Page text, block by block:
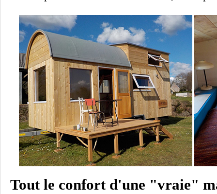
Tout le confort d'une "vraie"